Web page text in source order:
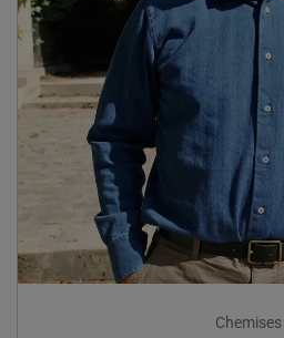
Chemises